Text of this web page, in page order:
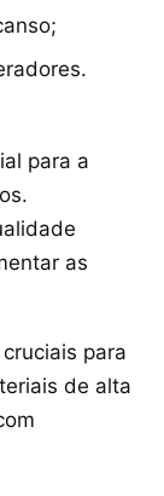
para a
as
para
de alta